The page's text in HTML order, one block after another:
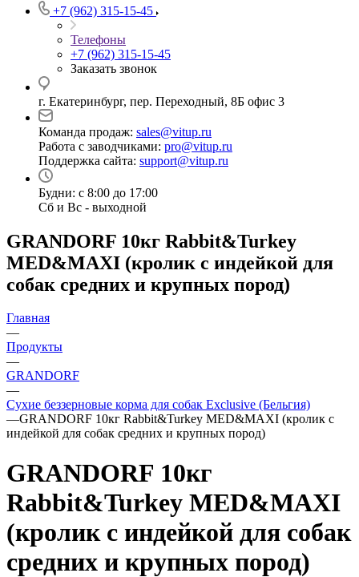
+7 (962) 315-15-45
Телефоны
+7 (962) 315-15-45
Заказать звонок
г. Екатеринбург, пер. Переходный, 8Б офис 3
Команда продаж: sales@vitup.ru
Работа с заводчиками: pro@vitup.ru
Поддержка сайта: support@vitup.ru
Будни: с 8:00 до 17:00
Сб и Вс - выходной
GRANDORF 10кг Rabbit&Turkey
MED&MAXI (кролик с индейкой для
собак средних и крупных пород)
Главная
—
Продукты
—
GRANDORF
—
Сухие беззерновые корма для собак Exclusive (Бельгия)
—GRANDORF 10кг Rabbit&Turkey MED&MAXI (кролик с
индейкой для собак средних и крупных пород)
GRANDORF 10кг
Rabbit&Turkey MED&MAXI
(кролик с индейкой для собак
средних и крупных пород)